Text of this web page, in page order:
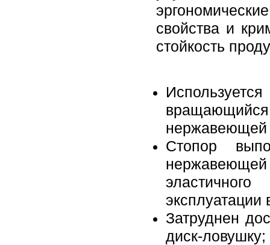
эргономические
свойства и
стойкость
нержавеющей
Стопор
эксплуатации
Затруднен
диск-ловушку;